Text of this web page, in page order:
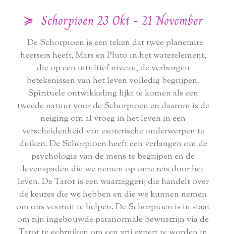
≽ Schorpioen 23 Okt - 21 November
De Schorpioen is een teken dat twee planetaire
heersers heeft, Mars en Pluto in het waterelement,
die op een intuïtief niveau, de verborgen
betekenissen van het leven volledig begrijpen.
Spirituele ontwikkeling lijkt te komen als een
tweede natuur voor de Schorpioen en daarom is de
neiging om al vroeg in het leven in een
verscheidenheid van esoterische onderwerpen te
duiken. De Schorpioen heeft een verlangen om de
psychologie van de mens te begrijpen en de
levenspaden die we nemen op onze reis door het
leven. De Tarot is een waarzeggerij die handelt over
de keuzes die we hebben en die we kunnen nemen
om ons vooruit te helpen. De Schorpioen is in staat
om zijn ingebouwde paranormale bewustzijn via de